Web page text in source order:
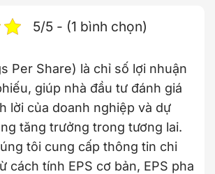
5/5 - (1 bình chọn)
Per Share) là chỉ số lợi nhuận
giúp nhà đầu tư đánh giá
lời của doanh nghiệp và dự
tăng trưởng trong tương lai.
tôi cung cấp thông tin chi
cách tính EPS cơ bản, EPS pha